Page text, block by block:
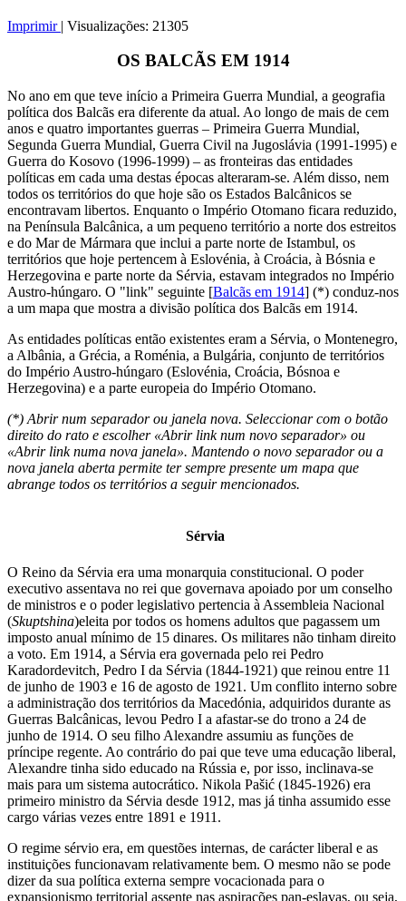
Imprimir | Visualizações: 21305
OS BALCÃS EM 1914
No ano em que teve início a Primeira Guerra Mundial, a geografia
política dos Balcãs era diferente da atual. Ao longo de mais de cem
anos e quatro importantes guerras – Primeira Guerra Mundial,
Segunda Guerra Mundial, Guerra Civil na Jugoslávia (1991-1995) e
Guerra do Kosovo (1996-1999) – as fronteiras das entidades
políticas em cada uma destas épocas alteraram-se. Além disso, nem
todos os territórios do que hoje são os Estados Balcânicos se
encontravam libertos. Enquanto o Império Otomano ficara reduzido,
na Península Balcânica, a um pequeno território a norte dos estreitos
e do Mar de Mármara que inclui a parte norte de Istambul, os
territórios que hoje pertencem à Eslovénia, à Croácia, à Bósnia e
Herzegovina e parte norte da Sérvia, estavam integrados no Império
Austro-húngaro. O "link" seguinte [Balcãs em 1914] (*) conduz-nos
a um mapa que mostra a divisão política dos Balcãs em 1914.
As entidades políticas então existentes eram a Sérvia, o Montenegro,
a Albânia, a Grécia, a Roménia, a Bulgária, conjunto de territórios
do Império Austro-húngaro (Eslovénia, Croácia, Bósnoa e
Herzegovina) e a parte europeia do Império Otomano.
(*) Abrir num separador ou janela nova. Seleccionar com o botão
direito do rato e escolher «Abrir link num novo separador» ou
«Abrir link numa nova janela». Mantendo o novo separador ou a
nova janela aberta permite ter sempre presente um mapa que
abrange todos os territórios a seguir mencionados.
Sérvia
O Reino da Sérvia era uma monarquia constitucional. O poder
executivo assentava no rei que governava apoiado por um conselho
de ministros e o poder legislativo pertencia à Assembleia Nacional
(Skuptshina)eleita por todos os homens adultos que pagassem um
imposto anual mínimo de 15 dinares. Os militares não tinham direito
a voto. Em 1914, a Sérvia era governada pelo rei Pedro
Karadordevitch, Pedro I da Sérvia (1844-1921) que reinou entre 11
de junho de 1903 e 16 de agosto de 1921. Um conflito interno sobre
a administração dos territórios da Macedónia, adquiridos durante as
Guerras Balcânicas, levou Pedro I a afastar-se do trono a 24 de
junho de 1914. O seu filho Alexandre assumiu as funções de
príncipe regente. Ao contrário do pai que teve uma educação liberal,
Alexandre tinha sido educado na Rússia e, por isso, inclinava-se
mais para um sistema autocrático. Nikola Pašić (1845-1926) era
primeiro ministro da Sérvia desde 1912, mas já tinha assumido esse
cargo várias vezes entre 1891 e 1911.
O regime sérvio era, em questões internas, de carácter liberal e as
instituições funcionavam relativamente bem. O mesmo não se pode
dizer da sua política externa sempre vocacionada para o
expansionismo territorial assente nas aspirações pan-eslavas, ou seja,